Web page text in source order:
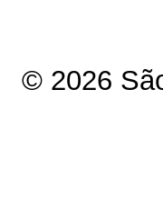
© 2026